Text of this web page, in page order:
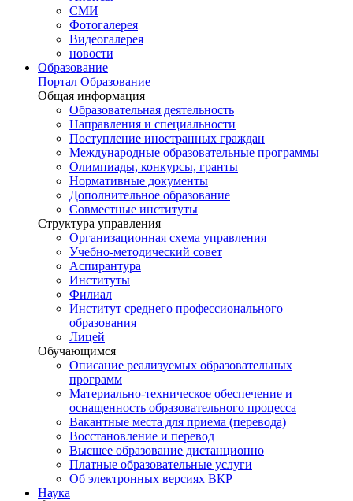
СМИ
Фотогалерея
Видеогалерея
новости
Образование
Портал Образование
Общая информация
Образовательная деятельность
Направления и специальности
Поступление иностранных граждан
Международные образовательные программы
Олимпиады, конкурсы, гранты
Нормативные документы
Дополнительное образование
Совместные институты
Структура управления
Организационная схема управления
Учебно-методический совет
Аспирантура
Институты
Филиал
Институт среднего профессионального
образования
Лицей
Обучающимся
Описание реализуемых образовательных
программ
Материально-техническое обеспечение и
оснащенность образовательного процесса
Вакантные места для приема (перевода)
Восстановление и перевод
Высшее образование дистанционно
Платные образовательные услуги
Об электронных версиях ВКР
Наука